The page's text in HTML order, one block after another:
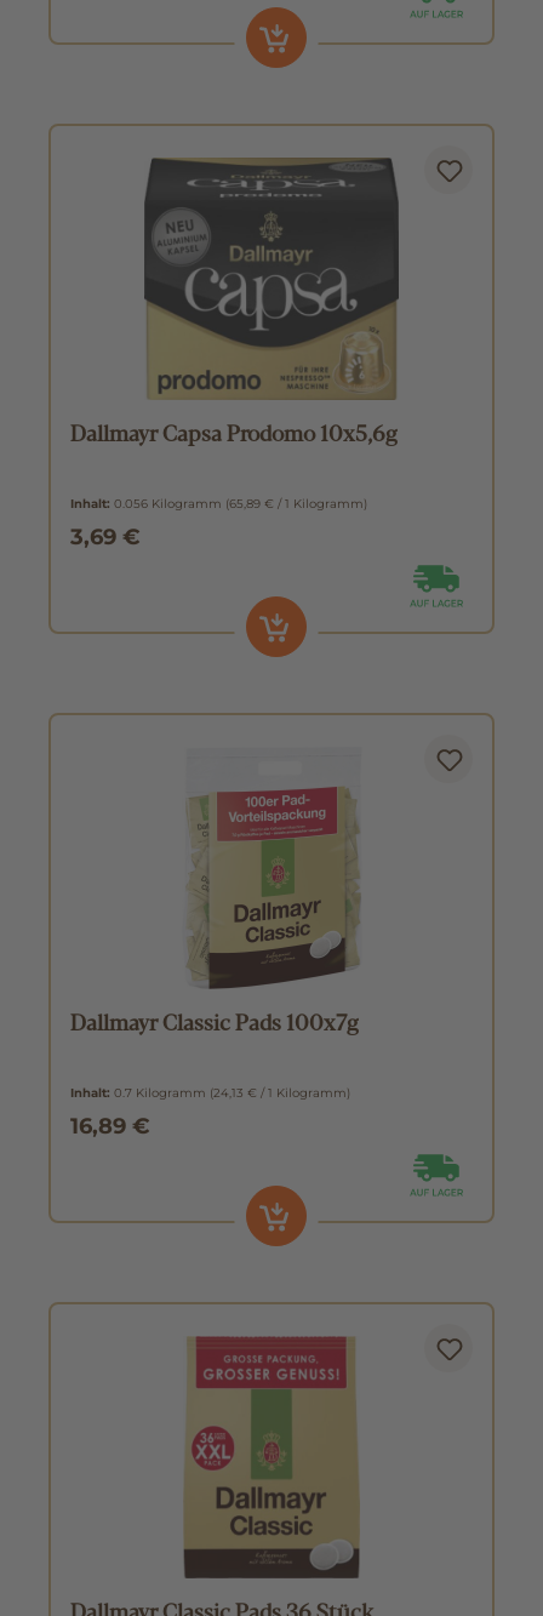
Dallmayr Capsa Prodomo 10x5,6g
Inhalt: 0.056 Kilogramm (65,89 € / 1 Kilogramm)
3,69 €
Dallmayr Classic Pads 100x7g
Inhalt: 0.7 Kilogramm (24,13 € / 1 Kilogramm)
16,89 €